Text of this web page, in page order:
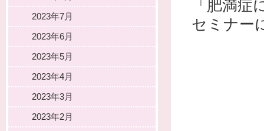
「肥満
セミナー
2023年7月
2023年6月
2023年5月
2023年4月
2023年3月
2023年2月